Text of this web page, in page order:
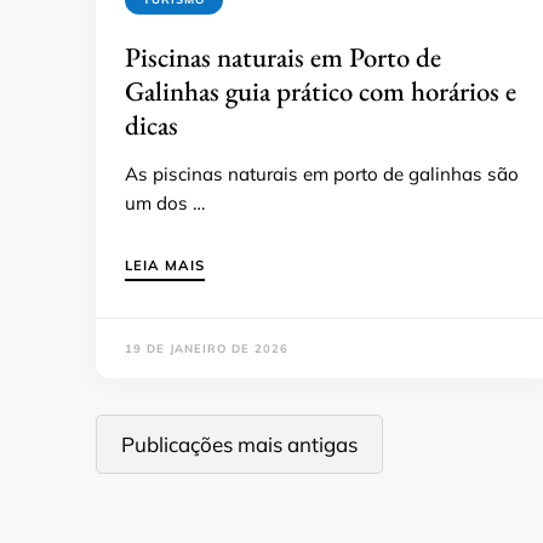
Piscinas naturais em Porto de
Galinhas guia prático com horários e
dicas
As piscinas naturais em porto de galinhas são
um dos …
LEIA MAIS
19 DE JANEIRO DE 2026
Navegação
porPublicações mais antigas